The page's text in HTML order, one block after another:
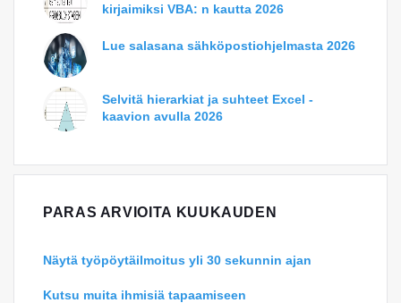
kirjaimiksi VBA: n kautta 2026
Lue salasana sähköpostiohjelmasta 2026
Selvitä hierarkiat ja suhteet Excel -
kaavion avulla 2026
PARAS ARVIOITA KUUKAUDEN
Näytä työpöytäilmoitus yli 30 sekunnin ajan
Kutsu muita ihmisiä tapaamiseen